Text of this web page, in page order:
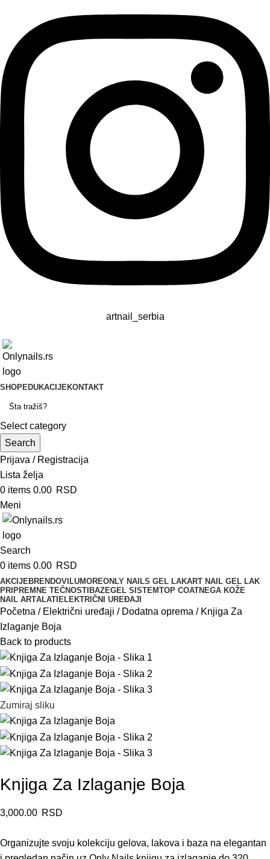
artnail_serbia
SHOPEDUKACIJEKONTAKT
Select category
Search
Prijava / Registracija
Lista želja
0 items 0.00 RSD
Meni
Search
0 items 0.00 RSD
AKCIJEBRENDOVI LUMOREONLY NAILS GEL LAKART NAIL GEL LAK
PRIPREMNE TEČNOSTI BAZEGEL SISTEMTOP COATNEGA KOŽE
NAIL ARTALATI ELEKTRIČNI UREĐAJI
Početna Električni uređaji Dodatna oprema
Knjiga Za
Izlaganje Boja
Back to products
Zumiraj sliku
Knjiga Za Izlaganje Boja
3,000.00 RSD
Organizujte svoju kolekciju gelova, lakova i baza na elegantan